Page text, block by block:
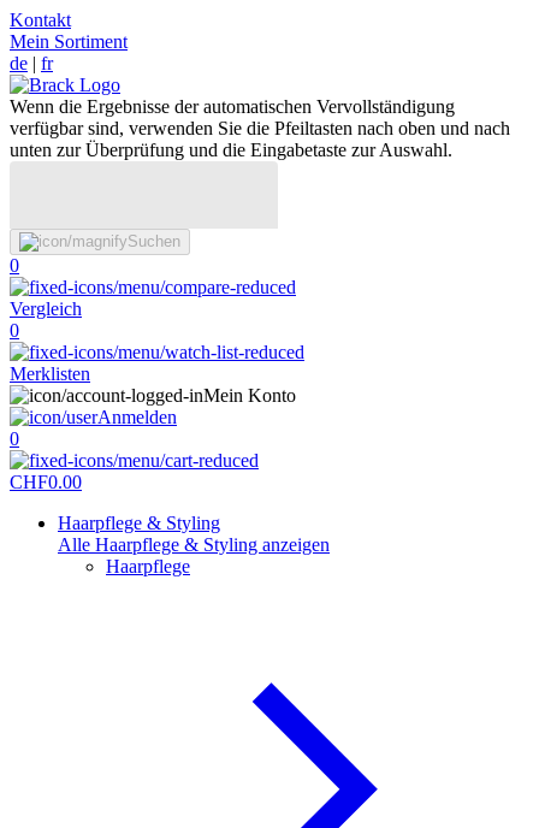
Kontakt
Mein Sortiment
de | fr
Wenn die Ergebnisse der automatischen Vervollständigung
verfügbar sind, verwenden Sie die Pfeiltasten nach oben und nach
unten zur Überprüfung und die Eingabetaste zur Auswahl.
Suchen
0
Vergleich
0
Merklisten
Mein Konto
Anmelden
0
CHF0.00
Haarpflege & Styling
Alle Haarpflege & Styling anzeigen
Haarpflege